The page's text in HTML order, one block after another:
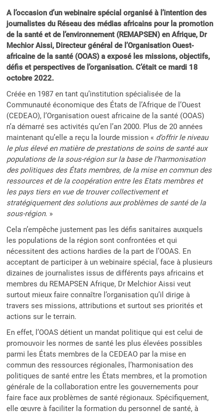
A l’occasion d’un webinaire spécial organisé à l’intention des
journalistes du Réseau des médias africains pour la promotion
de la santé et de l’environnement (REMAPSEN) en Afrique, Dr
Mechior Aissi, Directeur général de l’Organisation Ouest-
africaine de la santé (OOAS) a exposé les missions, objectifs,
défis et perspectives de l’organisation. C’était ce mardi 18
octobre 2022.
Créée en 1987 en tant qu’institution spécialisée de la
Communauté économique des États de l’Afrique de l’Ouest
(CEDEAO), l’Organisation ouest africaine de la santé (OOAS)
n’a démarré ses activités qu’en l’an 2000. Plus de 20 années
maintenant qu’elle a reçu la lourde mission « d’offrir le niveau
le plus élevé en matière de prestations de soins de santé aux
populations de la sous-région sur la base de l’harmonisation
des politiques des États membres, de la mise en commun des
ressources et de la coopération entre les Etats membres et
les pays tiers en vue de trouver collectivement et
stratégiquement des solutions aux problèmes de santé de la
sous-région. »
Cela n’empêche justement pas les défis sanitaires auxquels
les populations de la région sont confrontées et qui
nécessitent des actions hardies de la part de l’OOAS. En
acceptant de participer à un webinaire spécial, face à plusieurs
dizaines de journalistes issus de différents pays africains et
membres du REMAPSEN Afrique, Dr Melchior Aissi veut
surtout mieux faire connaître l’organisation qu’il dirige à
travers ses missions, attributions et surtout ses priorités et
actions sur le terrain.
En effet, l’OOAS détient un mandat politique qui est celui de
promouvoir les normes de santé les plus élevées possibles
parmi les États membres de la CEDEAO par la mise en
commun des ressources régionales, l’harmonisation des
politiques de santé entre les États membres, et la promotion
générale de la collaboration entre les gouvernements pour
faire face aux problèmes de santé régionaux. Spécifiquement,
elle œuvre à faciliter la formation du personnel de santé, à